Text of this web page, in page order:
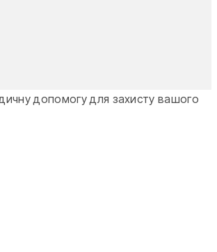
допомогу для захисту вашого